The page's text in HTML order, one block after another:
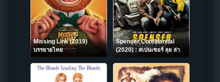
Missing Link (2019)
บรรยายไทย
Spenser Confidential
(2020) : สเปนเซอร์ ลุย ล่า
ปราบทรชน